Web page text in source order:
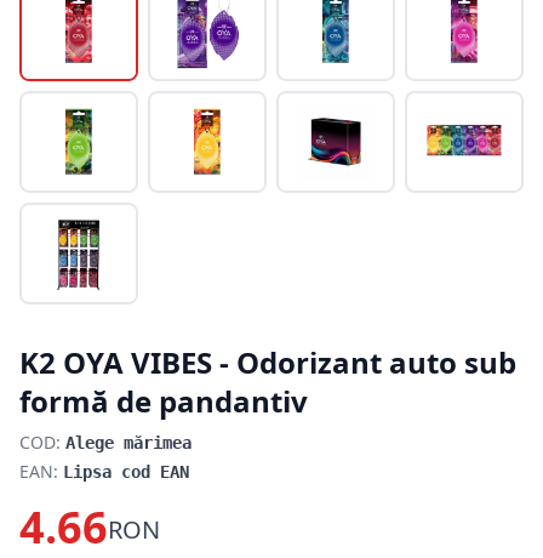
K2 OYA VIBES - Odorizant auto sub
formă de pandantiv
COD: Alege mărimea
EAN: Lipsa cod EAN
4.66RON